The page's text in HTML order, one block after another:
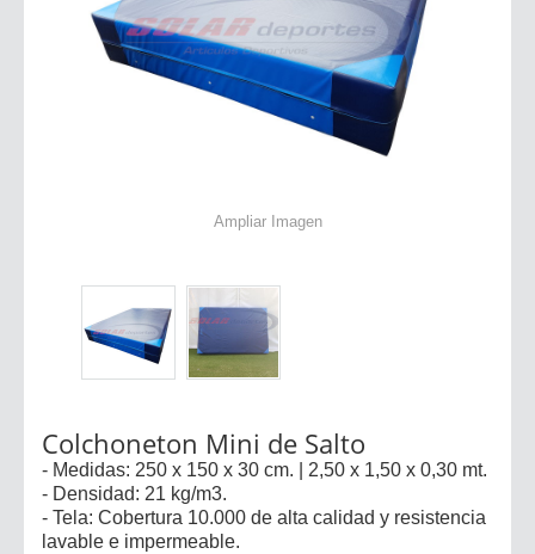
Ampliar Imagen
Colchoneton Mini de Salto
- Medidas: 250 x 150 x 30 cm. | 2,50 x 1,50 x 0,30 mt.
- Densidad: 21 kg/m3.
- Tela: Cobertura 10.000 de alta calidad y resistencia
lavable e impermeable.